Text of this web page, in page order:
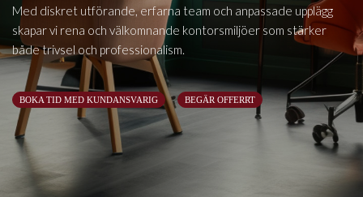
Med diskret utförande, erfarna team och anpassade upplägg
skapar vi rena och välkomnande kontorsmiljöer som stärker
både trivsel och professionalism.
BOKA TID MED KUNDANSVARIG BEGÄR OFFERRT